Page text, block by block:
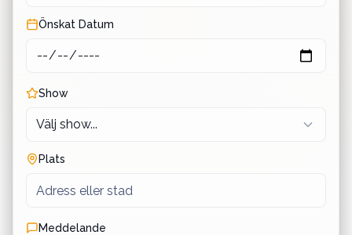
Önskat Datum
Show
Plats
Meddelande